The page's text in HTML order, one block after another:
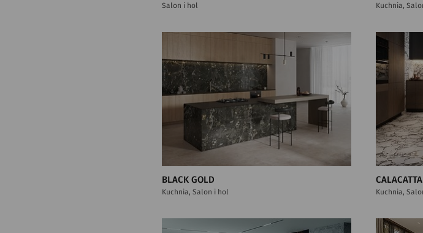
Salon i hol Kuchnia,
BLACK GOLD
Kuchnia, Salon i hol Kuchnia,